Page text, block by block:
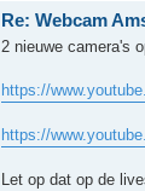
Re: Webcam
2 nieuwe camera's
https://
https://
Let op dat op de